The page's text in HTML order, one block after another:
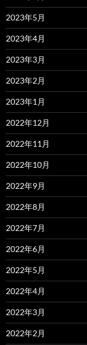
2023年5月
2023年4月
2023年3月
2023年2月
2023年1月
2022年12月
2022年11月
2022年10月
2022年9月
2022年8月
2022年7月
2022年6月
2022年5月
2022年4月
2022年3月
2022年2月